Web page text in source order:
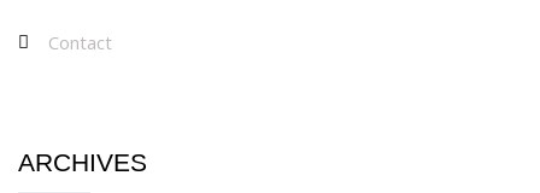
Contact
ARCHIVES